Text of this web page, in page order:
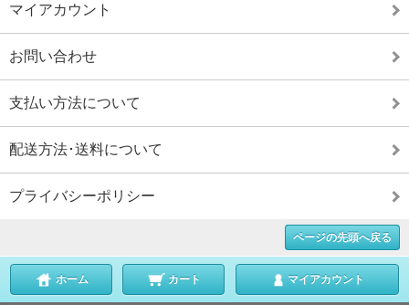
マイアカウント
お問い合わせ
支払い方法について
配送方法･送料について
プライバシーポリシー
ページの先頭へ戻る
ホーム カート マイアカウント